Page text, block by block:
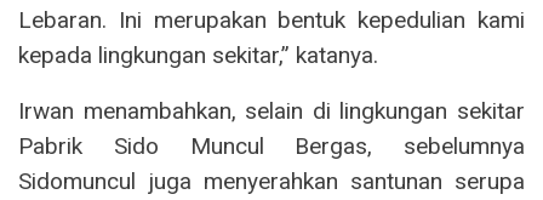
Lebaran. Ini merupakan bentuk kepedulian kami
kepada lingkungan sekitar,” katanya.
Irwan menambahkan, selain di lingkungan sekitar
Pabrik Sido Muncul Bergas, sebelumnya
Sidomuncul juga menyerahkan santunan serupa